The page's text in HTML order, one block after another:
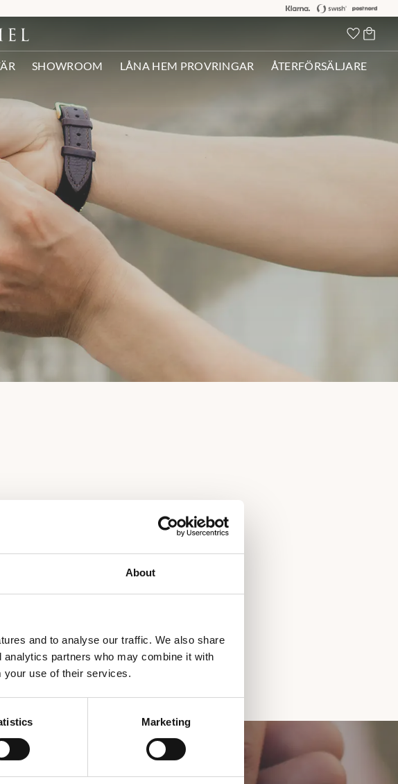
About
and to analyse our traffic. We also share
partners who may combine it with
your use of their services.
Marketing
SHOWROOM LÅNA HEM PROVRINGAR ÅTERFÖRSÄLJARE